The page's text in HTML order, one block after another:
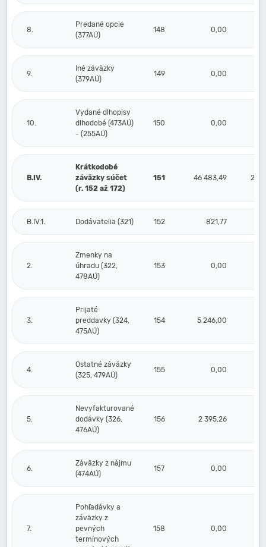
8.
Predané opcie
(377AÚ)
148 0,00
9.
Iné záväzky
(379AÚ)
149 0,00
10.
Vydané dlhopisy
dlhodobé (473AÚ)
- (255AÚ)
150 0,00
B.IV.
Krátkodobé
záväzky súčet
(r. 152 až 172)
151 46 483,49 23
B.IV.1. Dodávatelia (321) 152 821,77
2.
Zmenky na
úhradu (322,
478AÚ)
153 0,00
3.
Prijaté
preddavky (324,
475AÚ)
154 5 246,00
4.
Ostatné záväzky
(325, 479AÚ)
155 0,00
5.
Nevyfakturované
dodávky (326,
476AÚ)
156 2 395,26
6.
Záväzky z nájmu
(474AÚ)
157 0,00
7.
Pohľadávky a
záväzky z
pevných
termínových
158 0,00